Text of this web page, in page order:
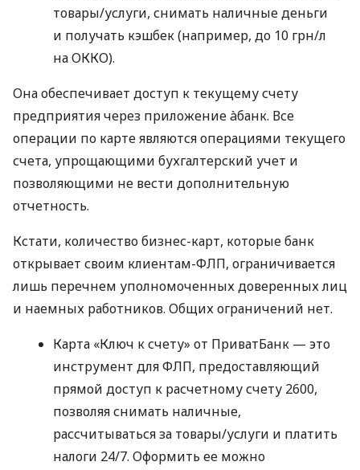
товары/услуги, снимать наличные деньги
и получать кэшбек (например, до 10 грн/л
на ОККО).
Она обеспечивает доступ к текущему счету
предприятия через приложение àбанк. Все
операции по карте являются операциями текущего
счета, упрощающими бухгалтерский учет и
позволяющими не вести дополнительную
отчетность.
Кстати, количество бизнес-карт, которые банк
открывает своим клиентам-ФЛП, ограничивается
лишь перечнем уполномоченных доверенных лиц
и наемных работников. Общих ограничений нет.
Карта «Ключ к счету» от ПриватБанк — это
инструмент для ФЛП, предоставляющий
прямой доступ к расчетному счету 2600,
позволяя снимать наличные,
рассчитываться за товары/услуги и платить
налоги 24/7. Оформить ее можно